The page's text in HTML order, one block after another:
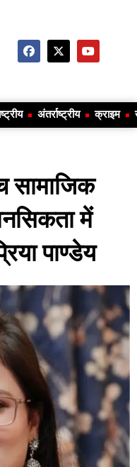
अंतर्राष्ट्रीय क्राइम
सामाजिक
में
पाण्डेय